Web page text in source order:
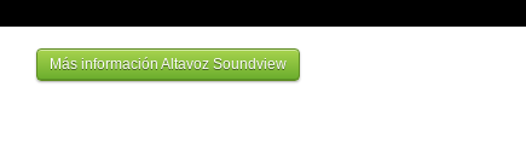
Más información Altavoz Soundview